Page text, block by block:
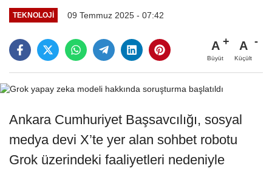
TEKNOLOJİ 09 Temmuz 2025 - 07:42
A
Büyüt
A
Küçült
Ankara Cumhuriyet Başsavcılığı, sosyal
medya devi X’te yer alan sohbet robotu
Grok üzerindeki faaliyetleri nedeniyle